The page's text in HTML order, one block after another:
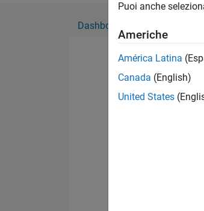
Dashboard
Puoi anche
Americhe
América Latina
Canada (English)
United States